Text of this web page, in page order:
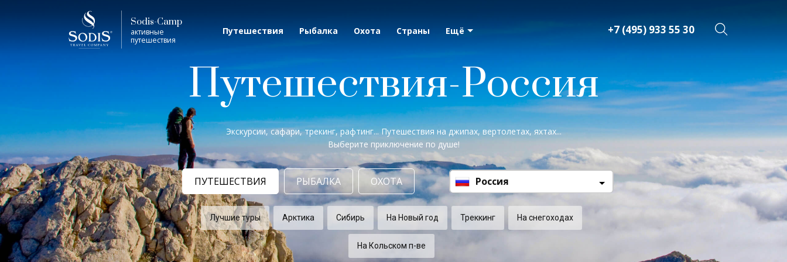
Sodis-Camp
активные
путешествия
Путешествия Рыбалка Охота Страны Ещё +7 (495) 933 55 30
Путешествия-Россия
Экскурсии, сафари, трекинг, рафтинг... Путешествия на джипах, вертолетах, яхтах...
Выберите приключение по душе!
ПУТЕШЕСТВИЯ РЫБАЛКА ОХОТА Россия
Лучшие туры Арктика Сибирь На Новый год Треккинг На снегоходах
На Кольском п-ве